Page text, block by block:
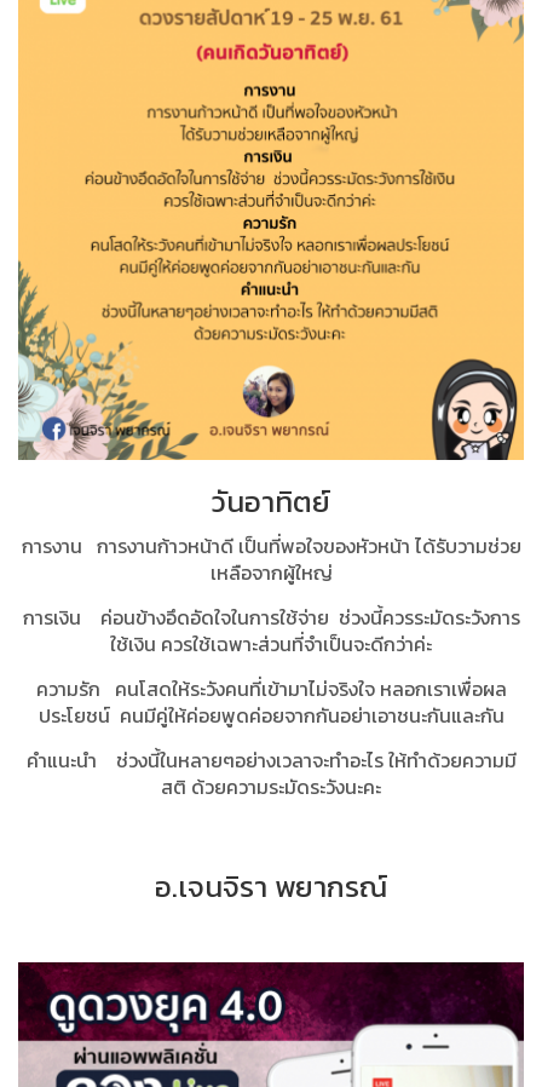
วันอาทิตย์
การงาน การงานก้าวหน้าดี เป็นที่พอใจของหัวหน้า ได้รับวามช่วย
เหลือจากผู้ใหญ่
การเงิน ค่อนข้างอึดอัดใจในการใช้จ่าย ช่วงนี้ควรระมัดระวังการ
ใช้เงิน ควรใช้เฉพาะส่วนที่จำเป็นจะดีกว่าค่ะ
ความรัก คนโสดให้ระวังคนที่เข้ามาไม่จริงใจ หลอกเราเพื่อผล
ประโยชน์ คนมีคู่ให้ค่อยพูดค่อยจากกันอย่าเอาชนะกันและกัน
คำแนะนำ ช่วงนี้ในหลายๆอย่างเวลาจะทำอะไร ให้ทำด้วยความมี
สติ ด้วยความระมัดระวังนะคะ
อ.เจนจิรา พยากรณ์